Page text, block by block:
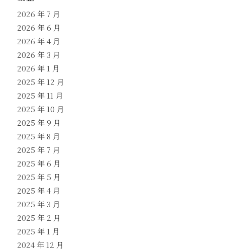
2026 年 7 月
2026 年 6 月
2026 年 4 月
2026 年 3 月
2026 年 1 月
2025 年 12 月
2025 年 11 月
2025 年 10 月
2025 年 9 月
2025 年 8 月
2025 年 7 月
2025 年 6 月
2025 年 5 月
2025 年 4 月
2025 年 3 月
2025 年 2 月
2025 年 1 月
2024 年 12 月